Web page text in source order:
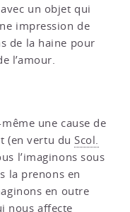
un objet qui
impression de
de la haine pour
l’amour.
une cause de
(en vertu du Scol.
l’imaginons sous
la prenons en
en outre
nous affecte